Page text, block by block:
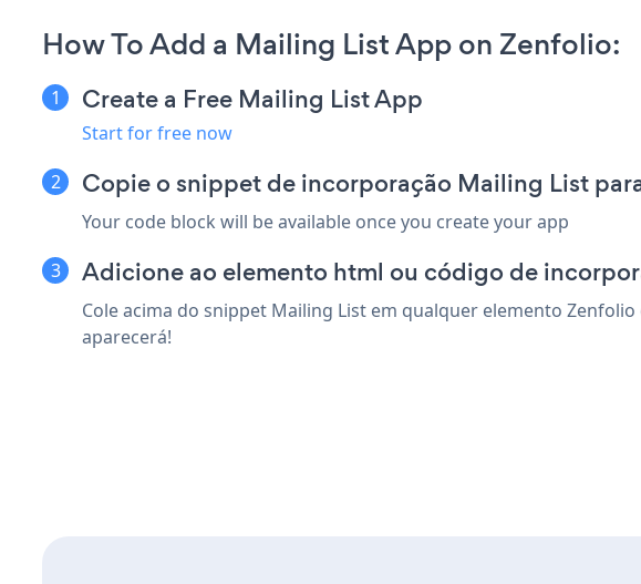
How To Add a Mailing List App on Zenfolio:
Create a Free Mailing List App
Start for free now
Copie o snippet de incorporação Mailing List
Your code block will be available once you create your app
Adicione ao elemento html ou código de
Cole acima do snippet Mailing List em qualquer elemento
aparecerá!